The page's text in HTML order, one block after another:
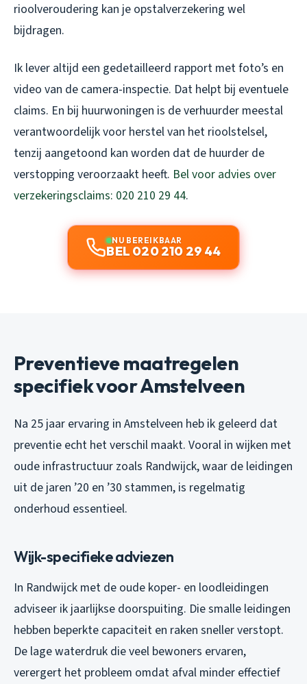
rioolveroudering kan je opstalverzekering wel
bijdragen.
Ik lever altijd een gedetailleerd rapport met foto’s en
video van de camera-inspectie. Dat helpt bij eventuele
claims. En bij huurwoningen is de verhuurder meestal
verantwoordelijk voor herstel van het rioolstelsel,
tenzij aangetoond kan worden dat de huurder de
verstopping veroorzaakt heeft. Bel voor advies over
verzekeringsclaims: 020 210 29 44.
NU BEREIKBAAR
BEL 020 210 29 44
Preventieve maatregelen
specifiek voor Amstelveen
Na 25 jaar ervaring in Amstelveen heb ik geleerd dat
preventie echt het verschil maakt. Vooral in wijken met
oude infrastructuur zoals Randwijck, waar de leidingen
uit de jaren ’20 en ’30 stammen, is regelmatig
onderhoud essentieel.
Wijk-specifieke adviezen
In Randwijck met de oude koper- en loodleidingen
adviseer ik jaarlijkse doorspuiting. Die smalle leidingen
hebben beperkte capaciteit en raken sneller verstopt.
De lage waterdruk die veel bewoners ervaren,
verergert het probleem omdat afval minder effectief